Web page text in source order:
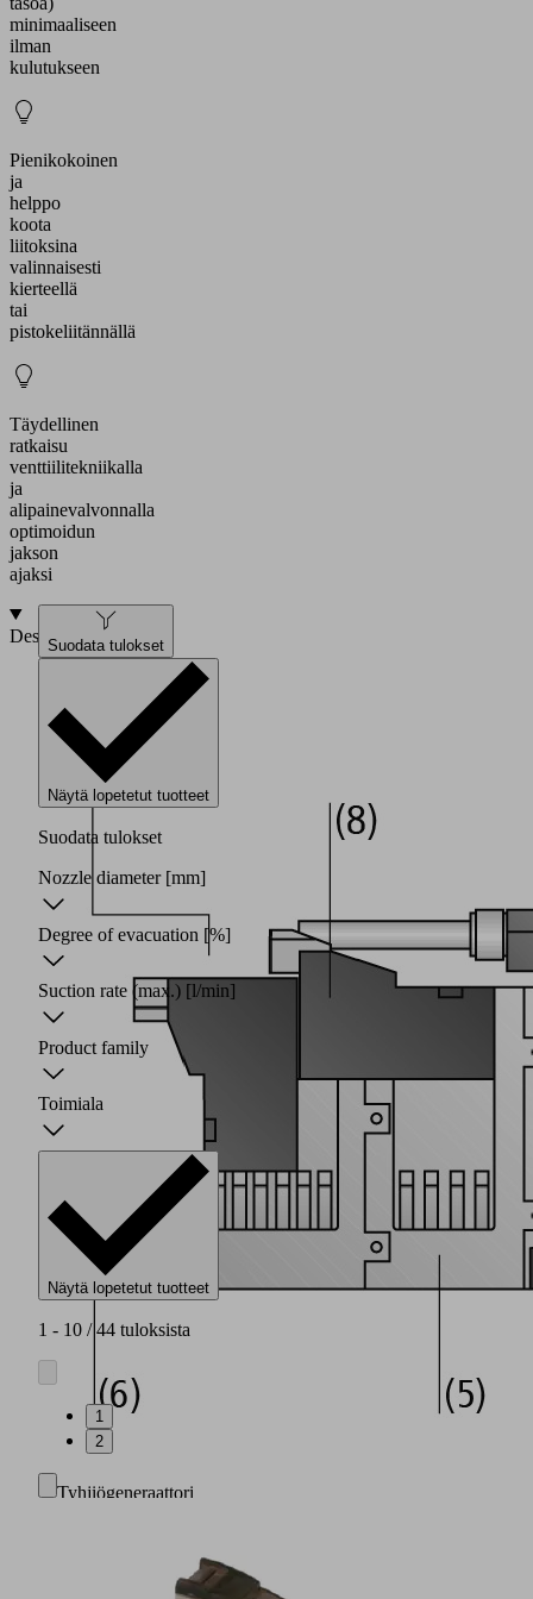
minimaaliseen
ilman
kulutukseen
Pienikokoinen
ja
helppo
koota
liitoksina
valinnaisesti
kierteellä
tai
pistokeliitännällä
Täydellinen
ratkaisu
venttiilitekniikalla
ja
alipainevalvonnalla
optimoidun
jakson
ajaksi
Design
Tyhjiögeneraattori
Suodata tulokset
Näytä lopetetut tuotteet
Suodata tulokset
Nozzle diameter [mm]
Degree of evacuation [%]
Suction rate (max.) [l/min]
Product family
Toimiala
Näytä lopetetut tuotteet
1 - 10 / 44 tuloksista
1
2